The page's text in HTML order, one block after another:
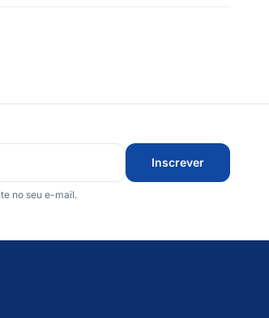
Inscrever
no seu e-mail.